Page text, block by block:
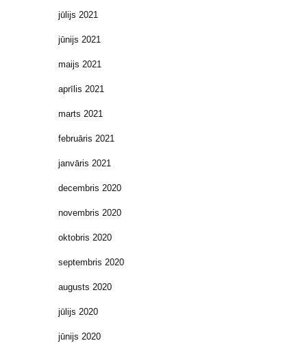
jūlijs 2021
jūnijs 2021
maijs 2021
aprīlis 2021
marts 2021
februāris 2021
janvāris 2021
decembris 2020
novembris 2020
oktobris 2020
septembris 2020
augusts 2020
jūlijs 2020
jūnijs 2020